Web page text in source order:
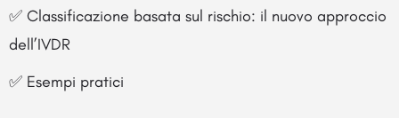
✅ Classificazione basata sul rischio: il nuovo approccio
dell’IVDR
✅ Esempi pratici